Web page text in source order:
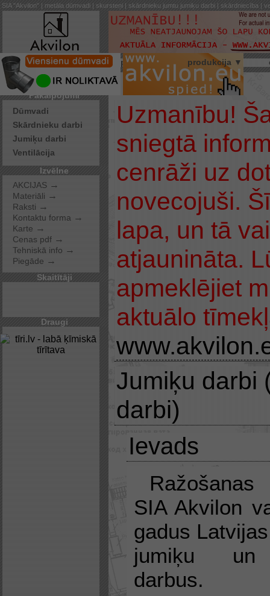
SIA "Akvilon" | metāla dūmvadi | skursteņi | skārdnieku jumtu jumiķu darbi | skārdniecība |
par mums produkcija ▼
Pakalpojumi
Dūmvadi
Skārdnieku darbi
Jumiķu darbi
Ventilācija
Izvēlne
AKCIJAS →
Materiāli →
Raksti →
Kontaktu forma →
Karte →
Cenas pdf →
Tehniskā info →
Piegāde →
Skaitītāji
Draugi
Uzmanību!
sniegtā
cenrāži uz
novecojuši.
lapa, un tā
atjaunināta.
apmeklējiet
aktuālo
Jumiķu darbi
darbi)
Ievads
SIA Akvilon
gadus
jumiķu un
darbus.